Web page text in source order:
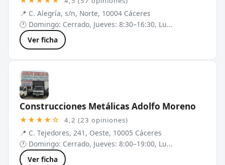
📍 C. Alegría, s/n, Norte, 10004 Cáceres
🕐 Domingo: Cerrado, Jueves: 8:30–16:30, Lu...
Ver ficha
Construcciones Metálicas Adolfo Moreno
★★★★☆ 4,2 (23 opiniones)
📍 C. Tejedores, 241, Oeste, 10005 Cáceres
🕐 Domingo: Cerrado, Jueves: 8:00–19:00, Lu...
Ver ficha